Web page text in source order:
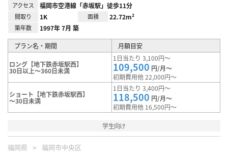
アクセス 福岡市空港線「赤坂駅」徒歩11分
間取り 1K 面積 22.72m²
築年数 1997年 7月 築
プラン名・期間 月額目安
ロング【地下鉄赤坂駅西】
30日以上～360日未満
1日当たり 3,100円～
109,500 円/月～
初期費用他 22,000円～
ショート【地下鉄赤坂駅西】
～30日未満
1日当たり 3,400円～
118,500 円/月～
初期費用他 16,500円～
学生向け
福岡県 福岡市中央区